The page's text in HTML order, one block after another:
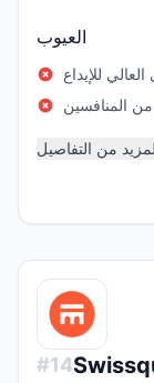
العيوب
العالي للإيداع
المنافسين
من التفاصيل
#14